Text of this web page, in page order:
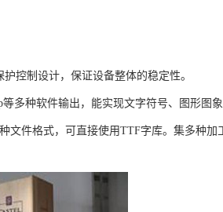
控制设计，保证设备整体的稳定性。
多种软件输出，能实现文字符号、图形图
文件格式，可直接使用TTF字库。集多种